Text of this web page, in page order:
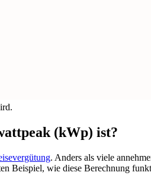
(kWp) ist?
. Anders als viele
Beispiel, wie diese Berechnung